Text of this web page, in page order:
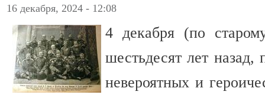
16 декабря, 2024 - 12:08
4 декабря (по
шестьдесят лет
невероятных и